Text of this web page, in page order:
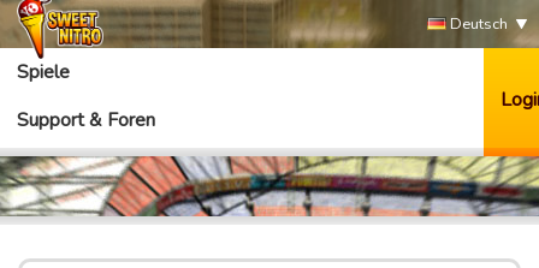
Deutsch
Spiele
Support & Foren